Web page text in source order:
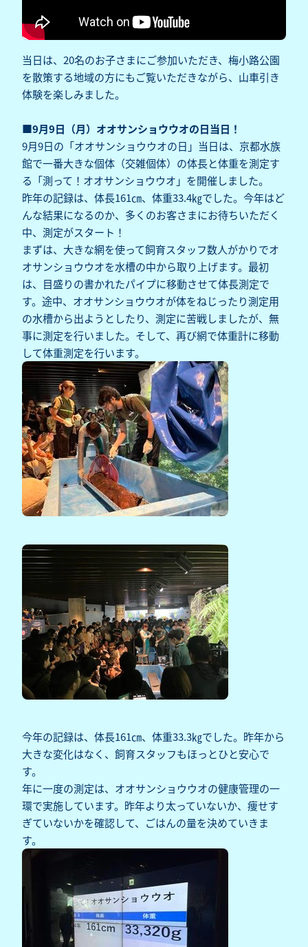
当日は、20名のお子さまにご参加いただき、梅小路公園
を散策する地域の方にもご覧いただきながら、山車引き
体験を楽しみました。
■9月9日（月）オオサンショウウオの日当日！
9月9日の「オオサンショウウオの日」当日は、京都水族
館で一番大きな個体（交雑個体）の体長と体重を測定す
る「測って！オオサンショウウオ」を開催しました。
昨年の記録は、体長161㎝、体重33.4㎏でした。今年はど
んな結果になるのか、多くのお客さまにお待ちいただく
中、測定がスタート！
まずは、大きな網を使って飼育スタッフ数人がかりでオ
オサンショウウオを水槽の中から取り上げます。最初
は、目盛りの書かれたパイプに移動させて体長測定で
す。途中、オオサンショウウオが体をねじったり測定用
の水槽から出ようとしたり、測定に苦戦しましたが、無
事に測定を行いました。そして、再び網で体重計に移動
して体重測定を行います。
今年の記録は、体長161㎝、体重33.3㎏でした。昨年から
大きな変化はなく、飼育スタッフもほっとひと安心で
す。
年に一度の測定は、オオサンショウウオの健康管理の一
環で実施しています。昨年より太っていないか、痩せす
ぎていないかを確認して、ごはんの量を決めていきま
す。